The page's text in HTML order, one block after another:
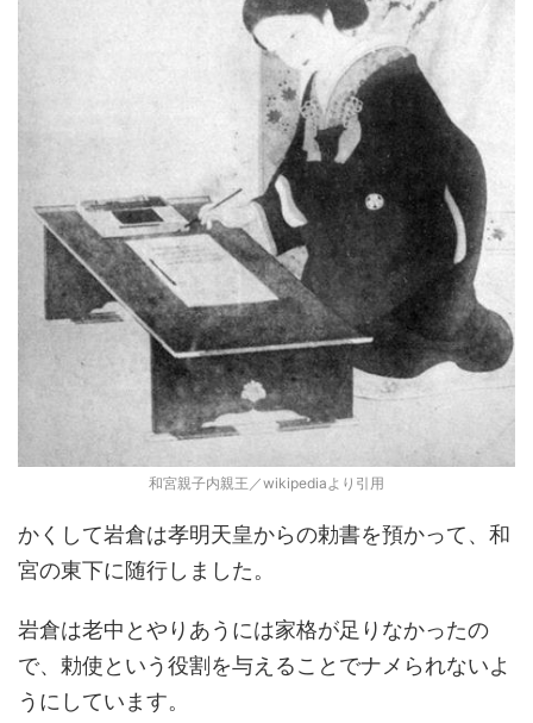
和宮親子内親王／wikipediaより引用
かくして岩倉は孝明天皇からの勅書を預かって、和
宮の東下に随行しました。
岩倉は老中とやりあうには家格が足りなかったの
で、勅使という役割を与えることでナメられないよ
うにしています。